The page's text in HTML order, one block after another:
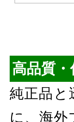
高品質
純正品と
に、海外